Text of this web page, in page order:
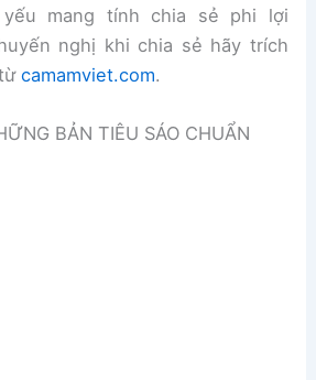
mang tính chia sẻ phi lợi
nghị khi chia sẻ hãy trích
từcamamviet.com.
BẢN TIÊU SÁO CHUẨN